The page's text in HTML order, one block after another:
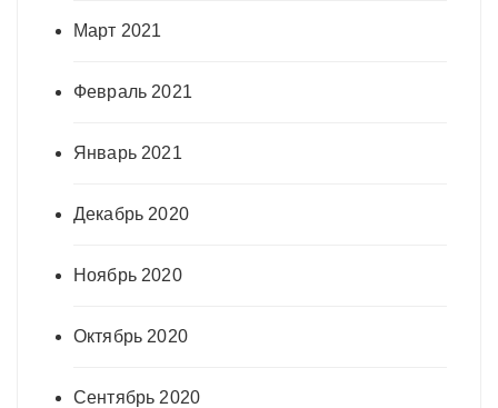
Март 2021
Февраль 2021
Январь 2021
Декабрь 2020
Ноябрь 2020
Октябрь 2020
Сентябрь 2020